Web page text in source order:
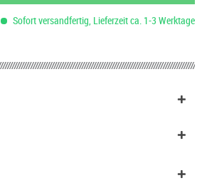
8,90 €
Sofort versandfertig, Lieferzeit ca. 1-3 Werktage